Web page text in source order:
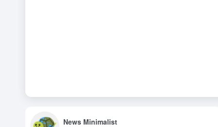
News Minimalist